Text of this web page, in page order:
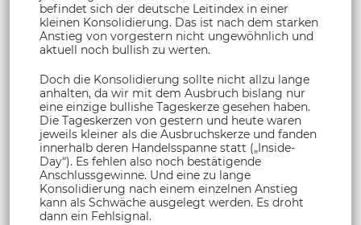
befindet sich der deutsche Leitindex in einer
kleinen Konsolidierung. Das ist nach dem starken
Anstieg von vorgestern nicht ungewöhnlich und
aktuell noch bullish zu werten.
Doch die Konsolidierung sollte nicht allzu lange
anhalten, da wir mit dem Ausbruch bislang nur
eine einzige bullishe Tageskerze gesehen haben.
Die Tageskerzen von gestern und heute waren
jeweils kleiner als die Ausbruchskerze und fanden
innerhalb deren Handelsspanne statt („Inside-
Day“). Es fehlen also noch bestätigende
Anschlussgewinne. Und eine zu lange
Konsolidierung nach einem einzelnen Anstieg
kann als Schwäche ausgelegt werden. Es droht
dann ein Fehlsignal.